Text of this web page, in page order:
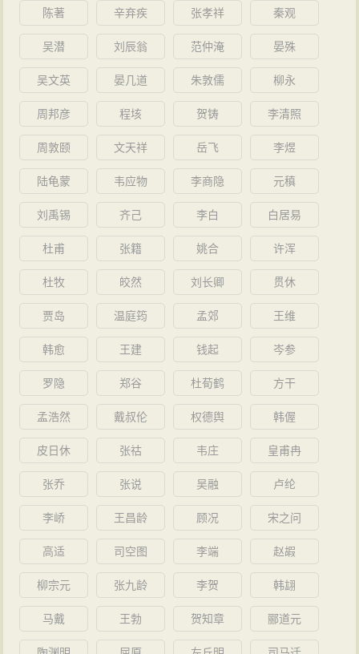
陈著 辛弃疾 张孝祥 秦观
吴潜 刘辰翁 范仲淹 晏殊
吴文英 晏几道 朱敦儒 柳永
周邦彦 程垓 贺铸 李清照
周敦颐 文天祥 岳飞 李煜
陆龟蒙 韦应物 李商隐 元稹
刘禹锡 齐己 李白 白居易
杜甫 张籍 姚合 许浑
杜牧 皎然 刘长卿 贯休
贾岛 温庭筠 孟郊 王维
韩愈 王建 钱起 岑参
罗隐 郑谷 杜荀鹤 方干
孟浩然 戴叔伦 权德舆 韩偓
皮日休 张祜 韦庄 皇甫冉
张乔 张说 吴融 卢纶
李峤 王昌龄 顾况 宋之问
高适 司空图 李端 赵嘏
柳宗元 张九龄 李贺 韩翃
马戴 王勃 贺知章 郦道元